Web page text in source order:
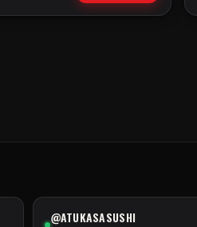
@ATUKASASUSHI